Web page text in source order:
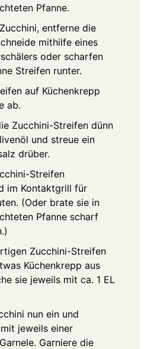
Pfanne.
entferne die
mithilfe eines
oder scharfen
Streifen runter.
auf Küchenkrepp
ab.
Zucchini-Streifen dünn
und streue ein
drüber.
Streifen
im Kontaktgrill für
(Oder brate sie in
Pfanne scharf
Zucchini-Streifen
Küchenkrepp aus
sie jeweils mit ca. 1 EL
nun ein und
jeweils einer
Garniere die